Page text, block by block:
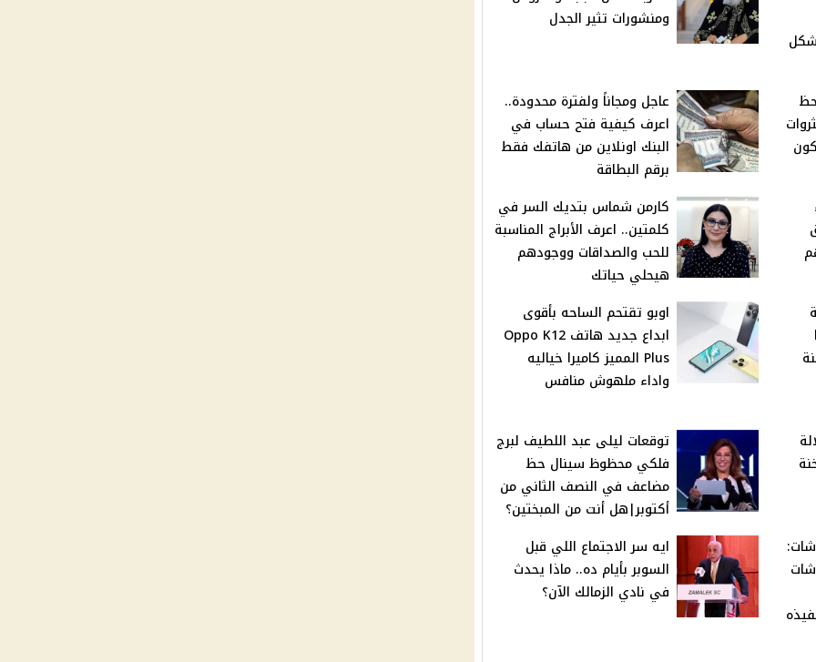
ومنشورات تثير الجدل
الحظ
عاجل ومجاناً ولفترة محدودة..
اعرف كيفية فتح حساب في
البنك اونلاين من هاتفك فقط
برقم البطاقة
كارمن شماس بتديك السر في
كلمتين.. اعرف الأبراج المناسبة
للحب والصداقات ووجودهم
هيحلي حياتك
اوبو تقتحم الساحه بأقوى
ابداع جديد هاتف Oppo K12
Plus المميز كاميرا خياليه
واداء ملهوش منافس
توقعات ليلى عبد اللطيف لبرج
فلكي محظوظ سينال حظ
مضاعف في النصف الثاني من
أكتوبر|هل أنت من المبختين؟
ايه سر الاجتماع اللي قبل
السوبر بأيام ده.. ماذا يحدث
في نادي الزمالك الآن؟